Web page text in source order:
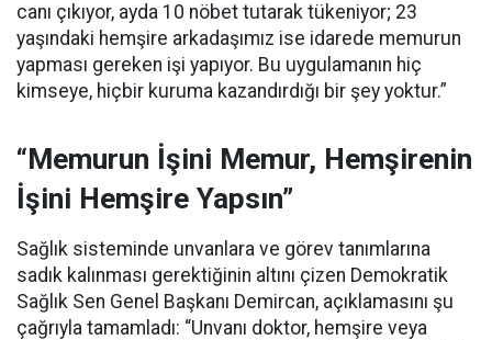
canı çıkıyor, ayda 10 nöbet tutarak tükeniyor; 23
yaşındaki hemşire arkadaşımız ise idarede memurun
yapması gereken işi yapıyor. Bu uygulamanın hiç
kimseye, hiçbir kuruma kazandırdığı bir şey yoktur.”
“Memurun İşini Memur, Hemşirenin
İşini Hemşire Yapsın”
Sağlık sisteminde unvanlara ve görev tanımlarına
sadık kalınması gerektiğinin altını çizen Demokratik
Sağlık Sen Genel Başkanı Demircan, açıklamasını şu
çağrıyla tamamladı: “Unvanı doktor, hemşire veya